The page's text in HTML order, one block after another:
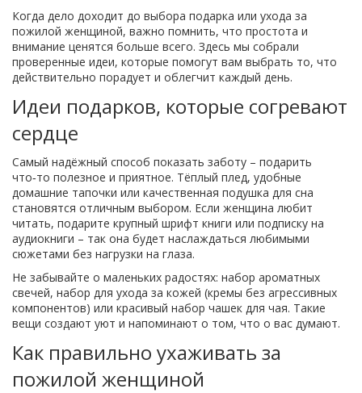
Когда дело доходит до выбора подарка или ухода за
пожилой женщиной, важно помнить, что простота и
внимание ценятся больше всего. Здесь мы собрали
проверенные идеи, которые помогут вам выбрать то, что
действительно порадует и облегчит каждый день.
Идеи подарков, которые согревают
сердце
Самый надёжный способ показать заботу – подарить
что‑то полезное и приятное. Тёплый плед, удобные
домашние тапочки или качественная подушка для сна
становятся отличным выбором. Если женщина любит
читать, подарите крупный шрифт книги или подписку на
аудиокниги – так она будет наслаждаться любимыми
сюжетами без нагрузки на глаза.
Не забывайте о маленьких радостях: набор ароматных
свечей, набор для ухода за кожей (кремы без агрессивных
компонентов) или красивый набор чашек для чая. Такие
вещи создают уют и напоминают о том, что о вас думают.
Как правильно ухаживать за
пожилой женщиной